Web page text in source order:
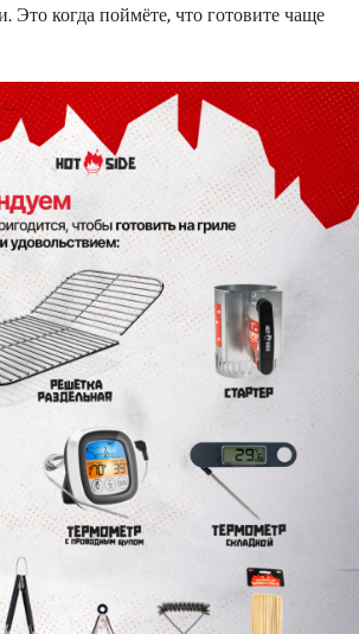
Это когда поймёте, что готовите чаще